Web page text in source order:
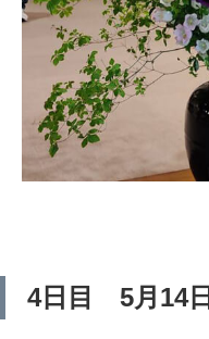
4日目 5月14日